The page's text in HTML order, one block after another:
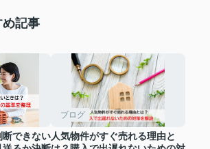
め記事
断できない
ブログ
人気物件がすぐ売れる理由と